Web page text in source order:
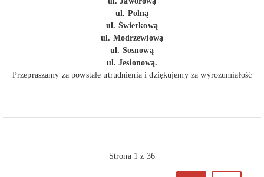
ul. Polną
ul. Świerkową
ul. Modrzewiową
ul. Sosnową
ul. Jesionową.
Przepraszamy za powstałe utrudnienia i dziękujemy za wyrozumiałość
Strona 1 z 36